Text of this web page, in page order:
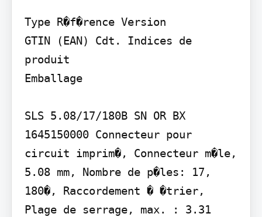
Type R�f�rence Version
GTIN (EAN) Cdt. Indices de
produit
Emballage
SLS 5.08/17/180B SN OR BX
1645150000 Connecteur pour
circuit imprim�, Connecteur m�le,
5.08 mm, Nombre de p�les: 17,
180�, Raccordement � �trier,
Plage de serrage, max. : 3.31